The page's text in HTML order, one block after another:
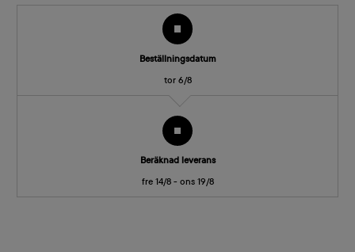
Beställningsdatum
tor 6/8
Beräknad leverans
fre 14/8 - ons 19/8